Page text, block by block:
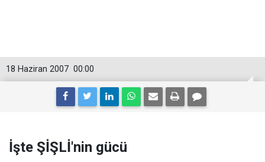
00:00
18 Haziran 2007
İşte ŞİŞLİ'nin gücü